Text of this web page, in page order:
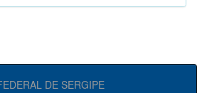
DE SERGIPE